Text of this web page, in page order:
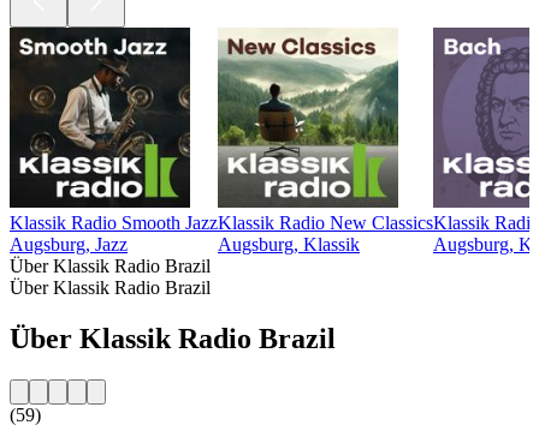
Klassik Radio Smooth Jazz
Augsburg, Jazz
Klassik Radio New Classics
Augsburg, Klassik
Klassik
Augsburg,
Über Klassik Radio Brazil
Über Klassik Radio Brazil
Über Klassik Radio Brazil
(59)